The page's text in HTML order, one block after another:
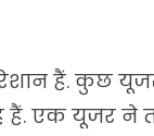
हैं. कुछ
हैं. एक यूजर ने